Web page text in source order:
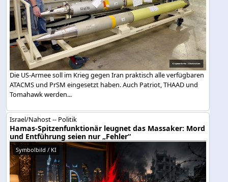
Die US-Armee soll im Krieg gegen Iran praktisch alle verfügbaren
ATACMS und PrSM eingesetzt haben. Auch Patriot, THAAD und
Tomahawk werden...
Israel/Nahost -- Politik
Hamas-Spitzenfunktionär leugnet das Massaker: Mord
und Entführung seien nur „Fehler“
Symbolbild / KI